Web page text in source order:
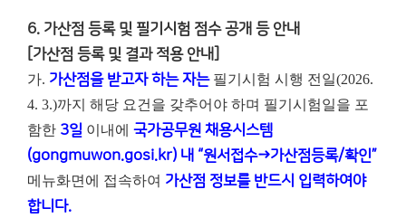
6. 가산점 등록 및 필기시험 점수 공개 등 안내
[가산점 등록 및 결과 적용 안내]
가. 가산점을 받고자 하는 자는필기시험 시행 전일(2026.
4. 3.)까지 해당 요건을 갖추어야 하며 필기시험일을 포
함한 3일 이내에 국가공무원 채용시스템
(gongmuwon.gosi.kr) 내 “원서접수→가산점등록/확인”
메뉴화면에 접속하여 가산점 정보를 반드시 입력하여야
합니다.